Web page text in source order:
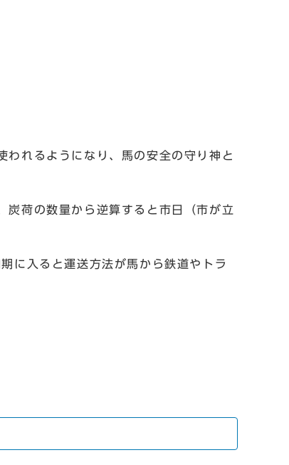
れるようになり、馬の安全の守り神と
荷の数量から逆算すると市日（市が立
に入ると運送方法が馬から鉄道やトラ